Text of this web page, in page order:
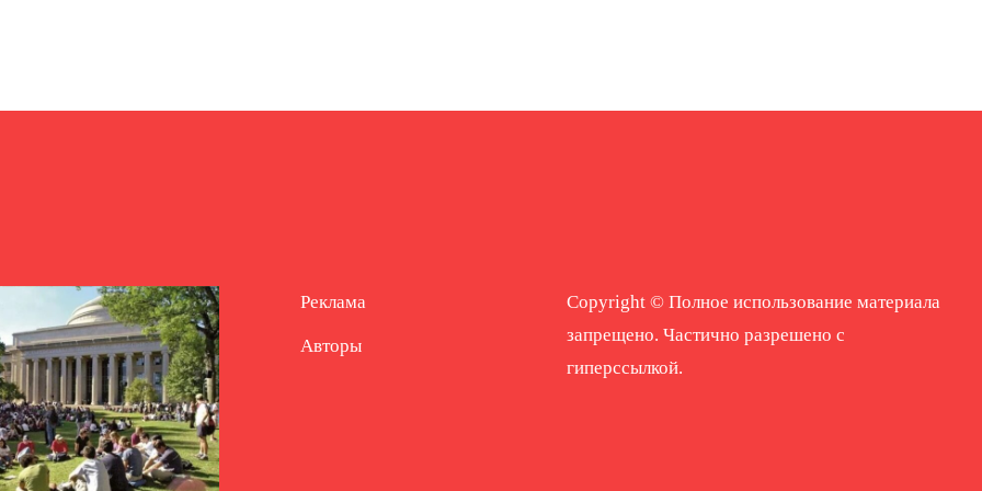
Реклама
Авторы
Copyright © Полное использование материала
запрещено. Частично разрешено с
гиперссылкой.